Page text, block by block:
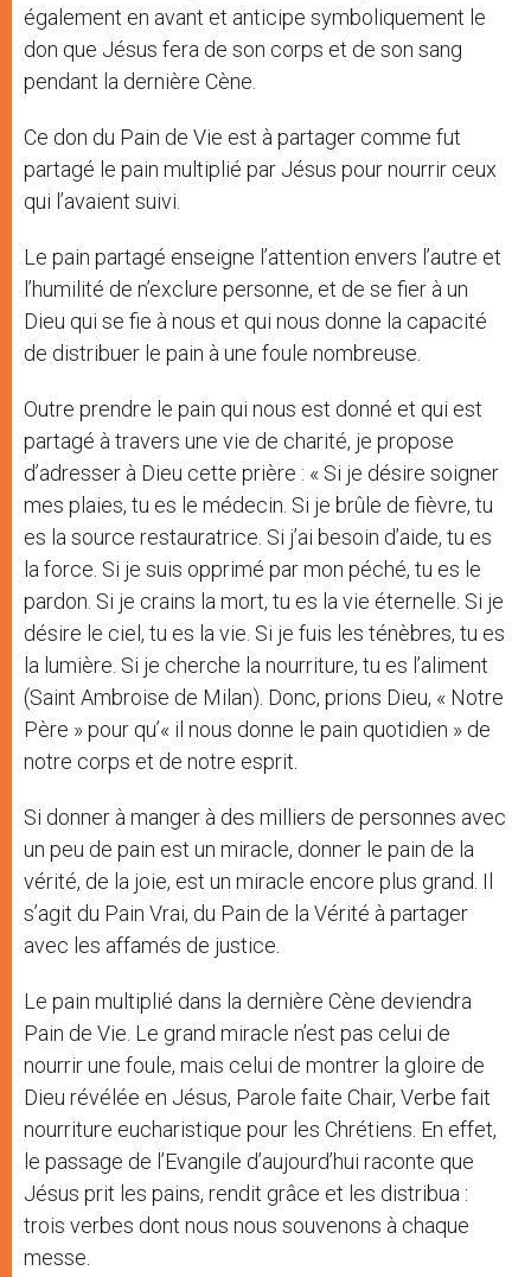
également en avant et anticipe symboliquement le
don que Jésus fera de son corps et de son sang
pendant la dernière Cène.
Ce don du Pain de Vie est à partager comme fut
partagé le pain multiplié par Jésus pour nourrir ceux
qui l’avaient suivi.
Le pain partagé enseigne l’attention envers l’autre et
l’humilité de n’exclure personne, et de se fier à un
Dieu qui se fie à nous et qui nous donne la capacité
de distribuer le pain à une foule nombreuse.
Outre prendre le pain qui nous est donné et qui est
partagé à travers une vie de charité, je propose
d’adresser à Dieu cette prière : « Si je désire soigner
mes plaies, tu es le médecin. Si je brûle de fièvre, tu
es la source restauratrice. Si j’ai besoin d’aide, tu es
la force. Si je suis opprimé par mon péché, tu es le
pardon. Si je crains la mort, tu es la vie éternelle. Si je
désire le ciel, tu es la vie. Si je fuis les ténèbres, tu es
la lumière. Si je cherche la nourriture, tu es l’aliment
(Saint Ambroise de Milan). Donc, prions Dieu, « Notre
Père » pour qu’« il nous donne le pain quotidien » de
notre corps et de notre esprit.
Si donner à manger à des milliers de personnes avec
un peu de pain est un miracle, donner le pain de la
vérité, de la joie, est un miracle encore plus grand. Il
s’agit du Pain Vrai, du Pain de la Vérité à partager
avec les affamés de justice.
Le pain multiplié dans la dernière Cène deviendra
Pain de Vie. Le grand miracle n’est pas celui de
nourrir une foule, mais celui de montrer la gloire de
Dieu révélée en Jésus, Parole faite Chair, Verbe fait
nourriture eucharistique pour les Chrétiens. En effet,
le passage de l’Evangile d’aujourd’hui raconte que
Jésus prit les pains, rendit grâce et les distribua :
trois verbes dont nous nous souvenons à chaque
messe.